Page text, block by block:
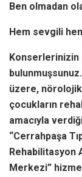
Ben olmadan
Hem sevgili
üzere,
çocukların
amacıyla
“Cerrahpaşa
Rehabilitasyon
Merkezi”